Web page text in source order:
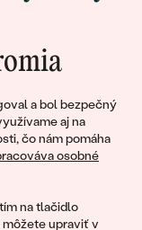
a bol bezpečný
aj na
čo nám pomáha
osobné
na tlačidlo
môžete upraviť v